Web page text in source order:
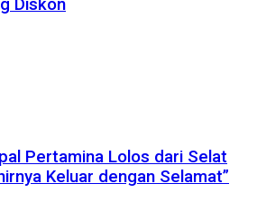
Diskon
Pertamina Lolos dari Selat
Keluar dengan Selamat”